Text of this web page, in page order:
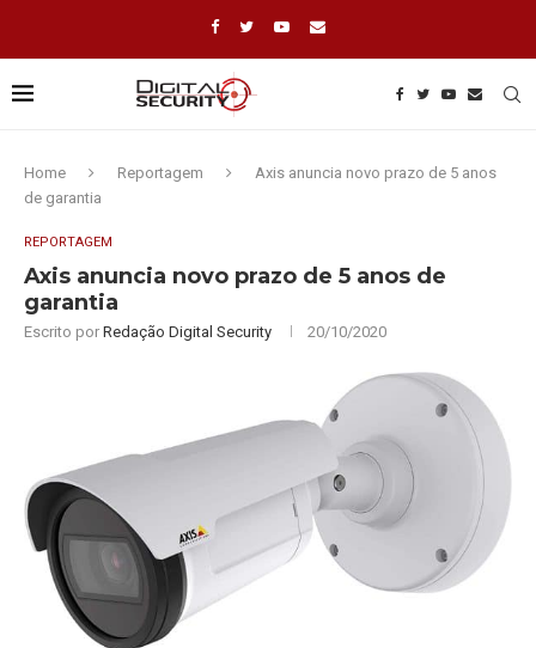
Home Reportagem
Axis anuncia novo prazo de 5 anos
de garantia
REPORTAGEM
Axis anuncia novo prazo de 5 anos de
garantia
Escrito por Redação Digital Security 20/10/2020